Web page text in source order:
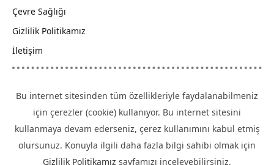
Çevre Sağlığı
Gizlilik Politikamız
İletişim
Bu internet sitesinden tüm özellikleriyle faydalanabilmeniz
için çerezler (cookie) kullanıyor. Bu internet sitesini
kullanmaya devam ederseniz, çerez kullanımını kabul etmiş
olursunuz. Konuyla ilgili daha fazla bilgi sahibi olmak için
Gizlilik Politikamız sayfamızı inceleyebilirsiniz.